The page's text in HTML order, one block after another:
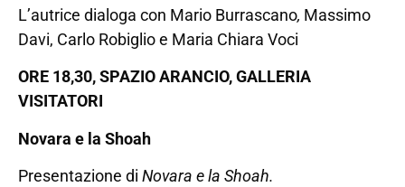
L’autrice dialoga con Mario Burrascano, Massimo
Davi, Carlo Robiglio e Maria Chiara Voci
ORE 18,30, SPAZIO ARANCIO, GALLERIA
VISITATORI
Novara e la Shoah
Presentazione di Novara e la Shoah.